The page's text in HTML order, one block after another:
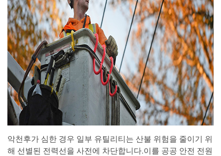
악천후가 심한 경우 일부 유틸리티는 산불 위험을 줄이기 위
해 선별된 전력선을 사전에 차단합니다.이를 공공 안전 전원